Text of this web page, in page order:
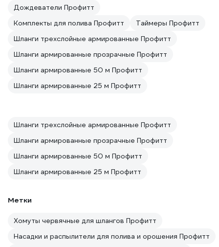
Дождеватели Профитт
Комплекты для полива Профитт
Таймеры Профитт
Шланги трехслойные армированные Профитт
Шланги армированные прозрачные Профитт
Шланги армированные 50 м Профитт
Шланги армированные 25 м Профитт
Шланги трехслойные армированные Профитт
Шланги армированные прозрачные Профитт
Шланги армированные 50 м Профитт
Шланги армированные 25 м Профитт
Метки
Хомуты червячные для шлангов Профитт
Насадки и распылители для полива и орошения Профитт